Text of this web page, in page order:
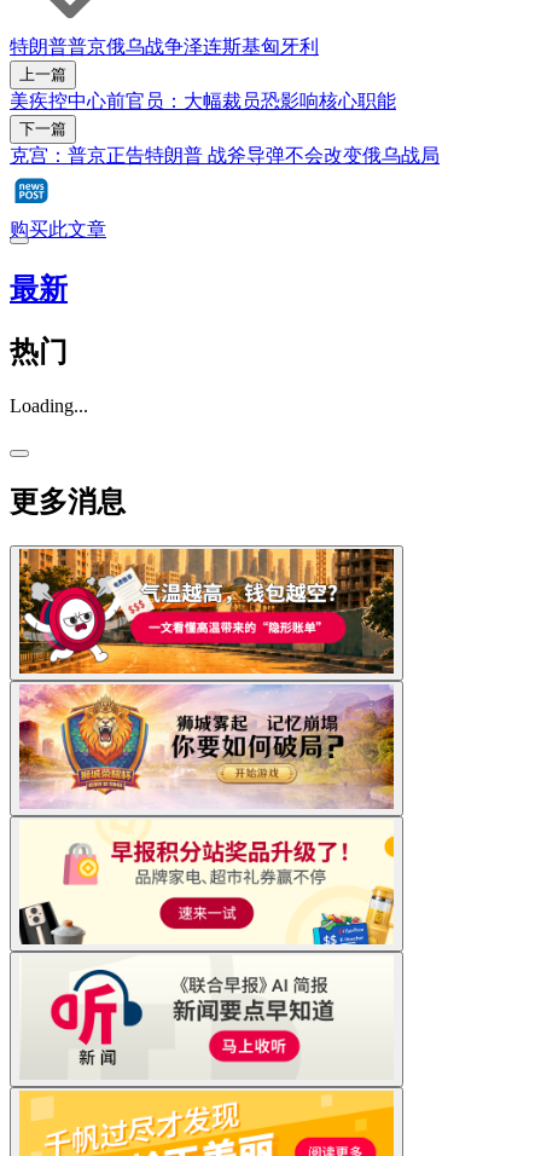
特朗普普京俄乌战争泽连斯基匈牙利
上一篇
美疾控中心前官员：大幅裁员恐影响核心职能
下一篇
克宫：普京正告特朗普 战斧导弹不会改变俄乌战局
购买此文章
最新
热门
Loading...
更多消息